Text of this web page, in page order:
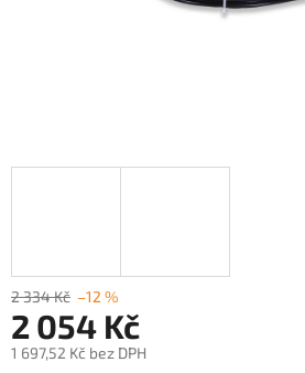
2 334 Kč –12 %
2 054 Kč
1 697,52 Kč bez DPH